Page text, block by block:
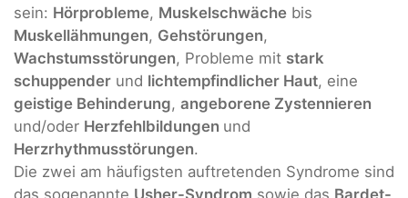
sein: Hörprobleme, Muskelschwäche bis
Muskellähmungen, Gehstörungen,
Wachstumsstörungen, Probleme mit stark
schuppender und lichtempfindlicher Haut, eine
geistige Behinderung, angeborene Zystennieren
und/oder Herzfehlbildungen und
Herzrhythmusstörungen.
Die zwei am häufigsten auftretenden Syndrome sind
das sogenannte Usher-Syndrom sowie das Bardet-